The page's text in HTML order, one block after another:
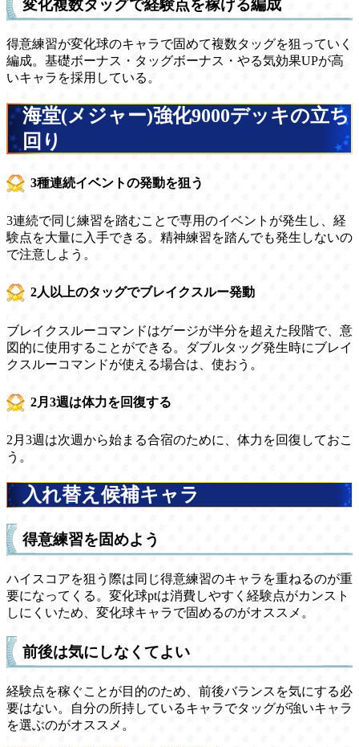
変化複数タッグで経験点を稼げる編成
得意練習が変化球のキャラで固めて複数タッグを狙っていく
編成。基礎ボーナス・タッグボーナス・やる気効果UPが高
いキャラを採用している。
海堂(メジャー)強化9000デッキの立ち
回り
3種連続イベントの発動を狙う
3連続で同じ練習を踏むことで専用のイベントが発生し、経
験点を大量に入手できる。精神練習を踏んでも発生しないの
で注意しよう。
2人以上のタッグでブレイクスルー発動
ブレイクスルーコマンドはゲージが半分を超えた段階で、意
図的に使用することができる。ダブルタッグ発生時にブレイ
クスルーコマンドが使える場合は、使おう。
2月3週は体力を回復する
2月3週は次週から始まる合宿のために、体力を回復しておこ
う。
入れ替え候補キャラ
得意練習を固めよう
ハイスコアを狙う際は同じ得意練習のキャラを重ねるのが重
要になってくる。変化球ptは消費しやすく経験点がカンスト
しにくいため、変化球キャラで固めるのがオススメ。
前後は気にしなくてよい
経験点を稼ぐことが目的のため、前後バランスを気にする必
要はない。自分の所持しているキャラでタッグが強いキャラ
を選ぶのがオススメ。